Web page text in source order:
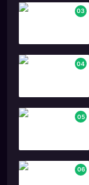
03
04
05
06